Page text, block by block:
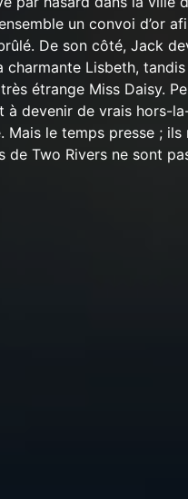
un convoi d’or
De son côté, Jack
charmante Lisbeth,
étrange Miss Daisy.
à devenir de vrais hors-
Mais le temps presse ;
de Two Rivers ne sont